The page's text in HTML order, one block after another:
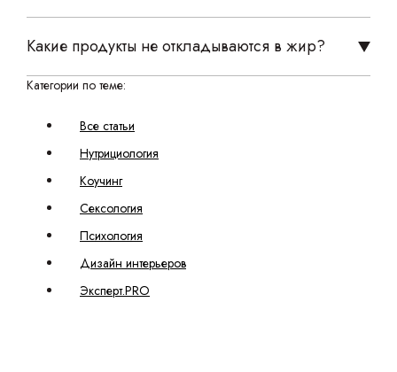
Какие продукты не откладываются в жир?
Категории по теме:
Все статьи
Нутрициология
Коучинг
Сексология
Психология
Дизайн интерьеров
Эксперт.PRO